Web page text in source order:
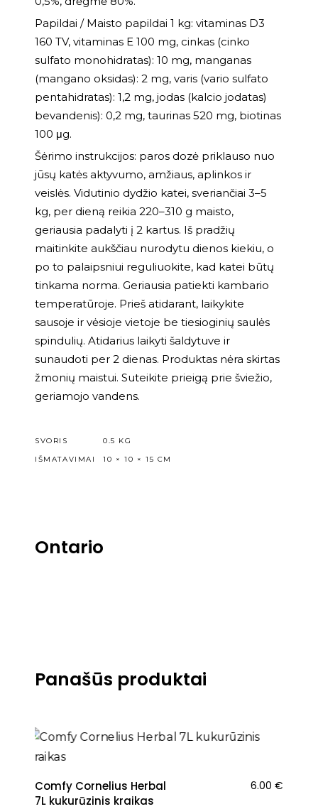
Papildai / Maisto papildai 1 kg: vitaminas D3
160 TV, vitaminas E 100 mg, cinkas (cinko
sulfato monohidratas): 10 mg, manganas
(mangano oksidas): 2 mg, varis (vario sulfato
pentahidratas): 1,2 mg, jodas (kalcio jodatas)
bevandenis): 0,2 mg, taurinas 520 mg, biotinas
100 μg.
Šėrimo instrukcijos: paros dozė priklauso nuo
jūsų katės aktyvumo, amžiaus, aplinkos ir
veislės. Vidutinio dydžio katei, sveriančiai 3–5
kg, per dieną reikia 220–310 g maisto,
geriausia padalyti į 2 kartus. Iš pradžių
maitinkite aukščiau nurodytu dienos kiekiu, o
po to palaipsniui reguliuokite, kad katei būtų
tinkama norma. Geriausia patiekti kambario
temperatūroje. Prieš atidarant, laikykite
sausoje ir vėsioje vietoje be tiesioginių saulės
spindulių. Atidarius laikyti šaldytuve ir
sunaudoti per 2 dienas. Produktas nėra skirtas
žmonių maistui. Suteikite prieigą prie šviežio,
geriamojo vandens.
SVORIS
0.5 KG
IŠMATAVIMAI
10 × 10 × 15 CM
Ontario
Panašūs produktai
Comfy Cornelius Herbal
7L kukurūzinis kraikas
6.00 €